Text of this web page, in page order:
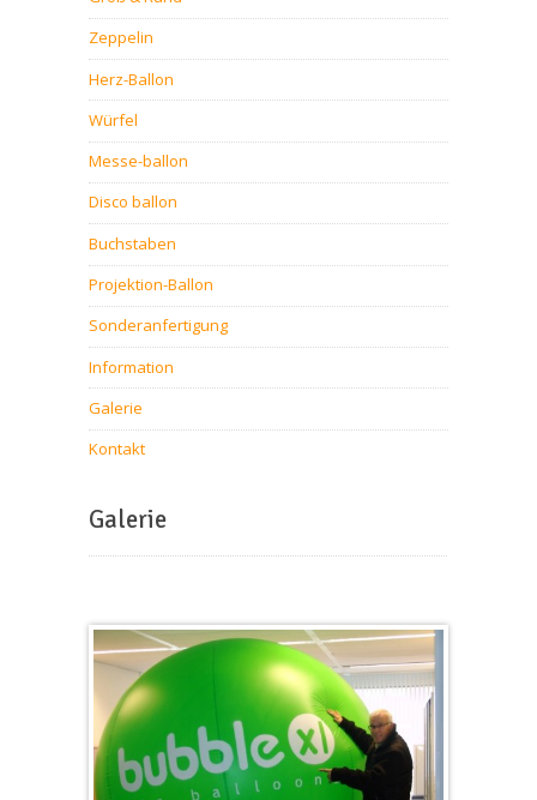
Zeppelin
Herz-Ballon
Würfel
Messe-ballon
Disco ballon
Buchstaben
Projektion-Ballon
Sonderanfertigung
Information
Galerie
Kontakt
Galerie